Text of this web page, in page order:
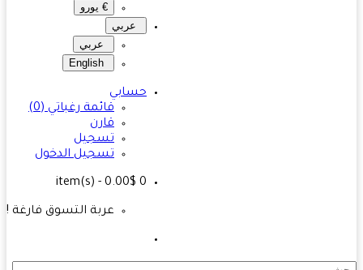
€ يورو
عربي
عربي
English
حسابي
قائمة رغباتي (0)
قارن
تسجيل
تسجيل الدخول
item(s)
- 0.00$
عربة التسوق فارغة !